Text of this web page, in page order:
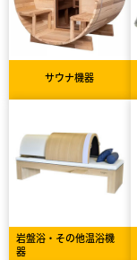
サウナ機器
岩盤浴・その他温浴機
器